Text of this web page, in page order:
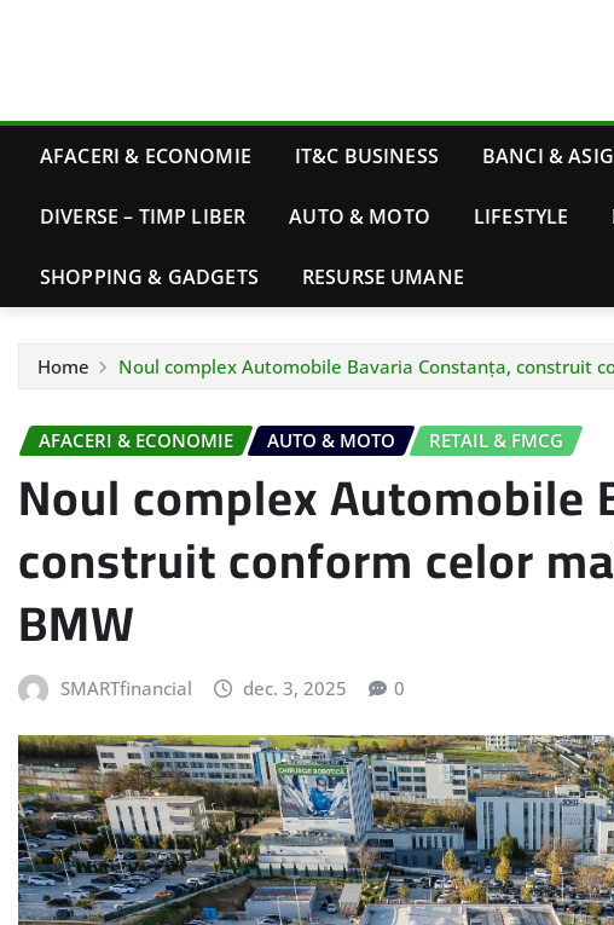
AFACERI & ECONOMIE IT&C BUSINESS BANCI &
DIVERSE – TIMP LIBER AUTO & MOTO LIFESTYLE
SHOPPING & GADGETS RESURSE UMANE
Home Noul complex Automobile Bavaria Constanța, construit
AFACERI & ECONOMIE AUTO & MOTO RETAIL & FMCG
Noul complex Automobile
construit conform celor
BMW
SMARTfinancial dec. 3, 2025 0